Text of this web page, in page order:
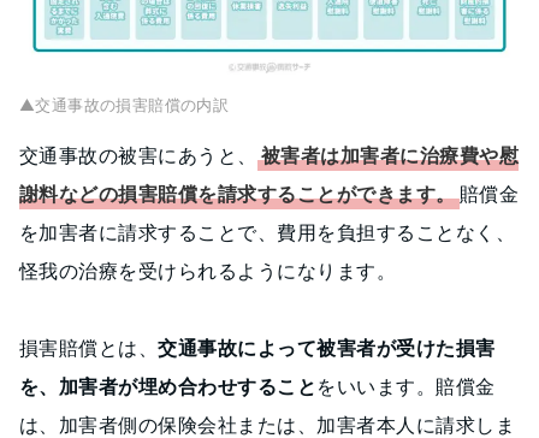
▲交通事故の損害賠償の内訳
交通事故の被害にあうと、
被害者は加害者に治療費や慰
謝料などの損害賠償を請求することができます。賠償金
を加害者に請求することで、費用を負担することなく、
怪我の治療を受けられるようになります。
損害賠償とは、交通事故によって被害者が受けた損害
を、加害者が埋め合わせすること をいいます。賠償金
は、加害者側の保険会社または、加害者本人に請求しま